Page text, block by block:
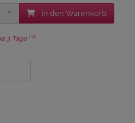
in den Warenkorb
3 Tage [*2]